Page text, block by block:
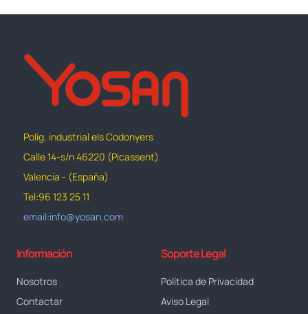
Polig. industrial els Codonyers
Calle 14-s/n 46220 (Picassent)
Valencia - (España)
Tel:96 123 25 11
email:info@yosan.com
Información
Nosotros
Contactar
Soporte Legal
Política de Privacidad
Aviso Legal